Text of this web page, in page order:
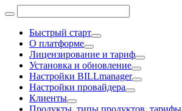
Быстрый старт
О платформе
Лицензирование и тариф
Установка и обновление
Настройки BILLmanager
Настройки провайдера
Клиенты
Продукты, типы продуктов, тарифы